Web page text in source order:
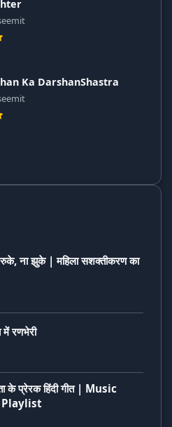
Ka DarshanShastra
रुके, ना झुके | महिला सशक्तीकरण का
में रणभेरी
के प्रेरक हिंदी गीत | Music